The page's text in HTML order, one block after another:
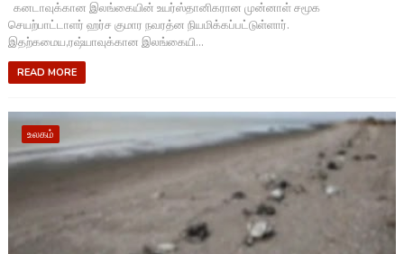
கனடாவுக்கான இலங்கையின் உயர்ஸ்தானிகரான முன்னாள் சமூக
செயற்பாட்டாளர் ஹர்ச குமார நவரத்ன நியமிக்கப்பட்டுள்ளார்.
இதற்கமைய,ரஷ்யாவுக்கான இலங்கையி...
READ MORE
உலகம்